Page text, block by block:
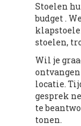
Stoelen
budget .
stoelen,
Wil je
locatie.
gesprek
te
tonen.